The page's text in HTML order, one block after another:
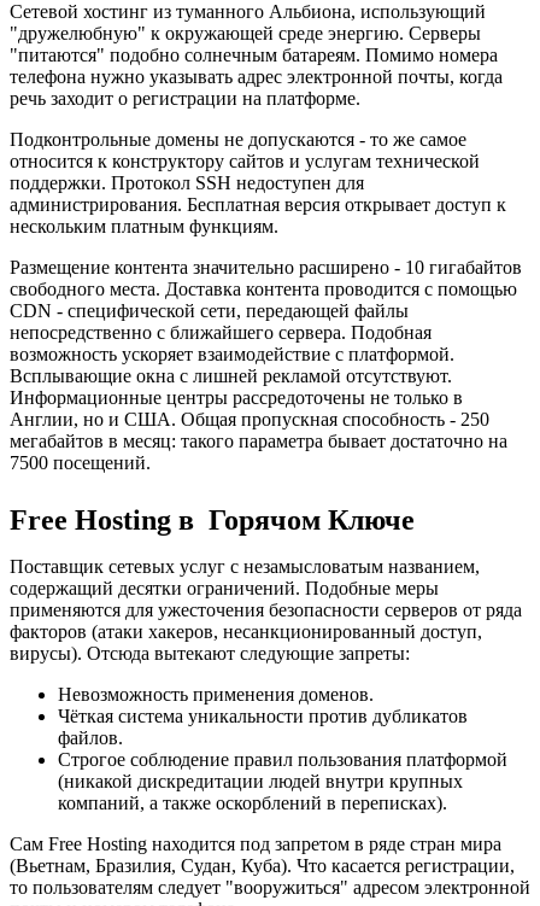
Сетевой хостинг из туманного Альбиона, использующий
"дружелюбную" к окружающей среде энергию. Серверы
"питаются" подобно солнечным батареям. Помимо номера
телефона нужно указывать адрес электронной почты, когда
речь заходит о регистрации на платформе.
Подконтрольные домены не допускаются - то же самое
относится к конструктору сайтов и услугам технической
поддержки. Протокол SSH недоступен для
администрирования. Бесплатная версия открывает доступ к
нескольким платным функциям.
Размещение контента значительно расширено - 10 гигабайтов
свободного места. Доставка контента проводится с помощью
CDN - специфической сети, передающей файлы
непосредственно с ближайшего сервера. Подобная
возможность ускоряет взаимодействие с платформой.
Всплывающие окна с лишней рекламой отсутствуют.
Информационные центры рассредоточены не только в
Англии, но и США. Общая пропускная способность - 250
мегабайтов в месяц: такого параметра бывает достаточно на
7500 посещений.
Free Hosting в Горячом Ключе
Поставщик сетевых услуг с незамысловатым названием,
содержащий десятки ограничений. Подобные меры
применяются для ужесточения безопасности серверов от ряда
факторов (атаки хакеров, несанкционированный доступ,
вирусы). Отсюда вытекают следующие запреты:
Невозможность применения доменов.
Чёткая система уникальности против дубликатов
файлов.
Строгое соблюдение правил пользования платформой
(никакой дискредитации людей внутри крупных
компаний, а также оскорблений в переписках).
Сам Free Hosting находится под запретом в ряде стран мира
(Вьетнам, Бразилия, Судан, Куба). Что касается регистрации,
то пользователям следует "вооружиться" адресом электронной